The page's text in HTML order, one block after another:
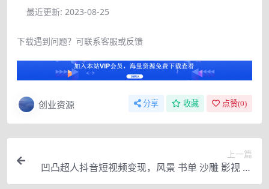
最近更新: 2023-08-25
下载遇到问题？可联系客服或反馈
创业资源 分享 收藏 点赞(0)
上一篇
凹凸超人抖音短视频变现，风景 书单 沙雕 影视 解
说 小程序 音乐号